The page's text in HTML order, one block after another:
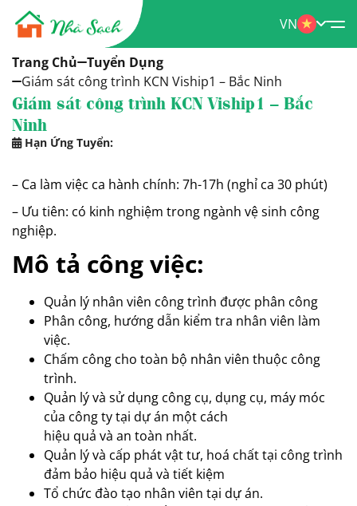
VN
Trang Chủ Tuyển Dụng
Giám sát công trình KCN Viship1 – Bắc Ninh
Giám sát công trình KCN Viship1 – Bắc
Ninh
Hạn Ứng Tuyển:
– Ca làm việc ca hành chính: 7h-17h (nghỉ ca 30 phút)
– Ưu tiên: có kinh nghiệm trong ngành vệ sinh công
nghiệp.
Mô tả công việc:
Quản lý nhân viên công trình được phân công
Phân công, hướng dẫn kiểm tra nhân viên làm
việc.
Chấm công cho toàn bộ nhân viên thuộc công
trình.
Quản lý và sử dụng công cụ, dụng cụ, máy móc
của công ty tại dự án một cách
hiệu quả và an toàn nhất.
Quản lý và cấp phát vật tư, hoá chất tại công trình
đảm bảo hiệu quả và tiết kiệm
Tổ chức đào tạo nhân viên tại dự án.